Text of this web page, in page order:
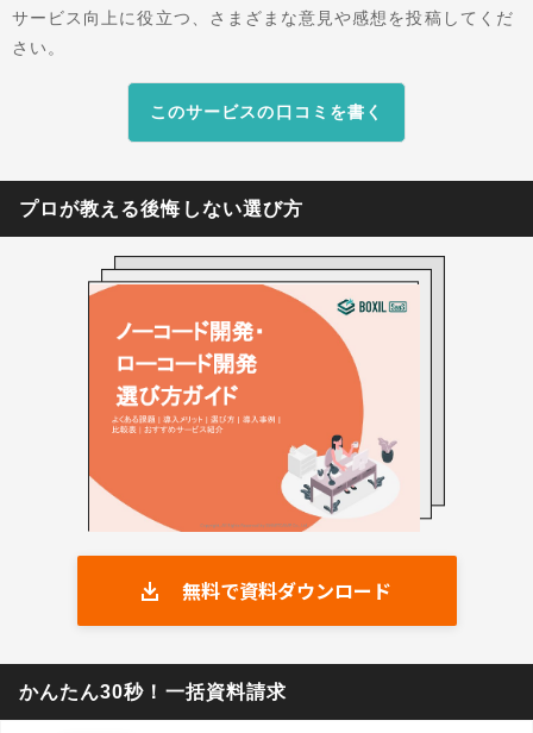
サービス向上に役立つ、さまざまな意見や感想を投稿してくだ
さい。
このサービスの口コミを書く
プロが教える後悔しない選び方
無料で資料ダウンロード
かんたん30秒！一括資料請求